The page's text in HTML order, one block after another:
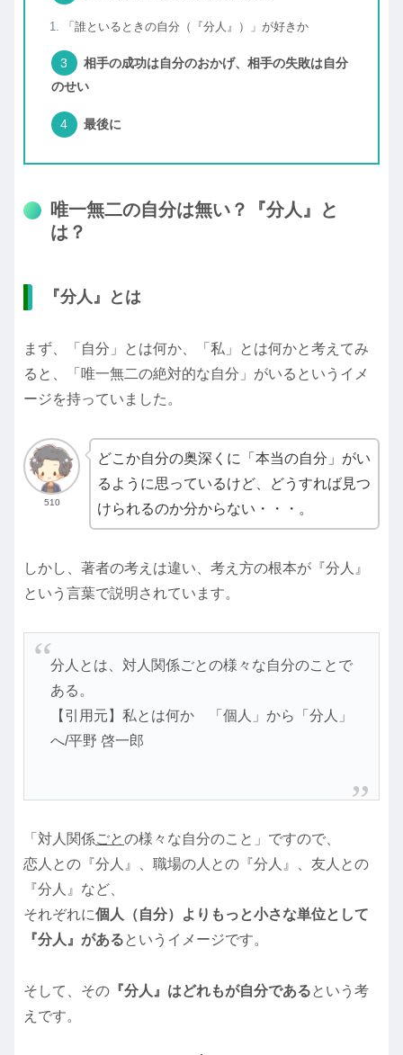
「誰といるときの自分（『分人』）」が好きか
相手の成功は自分のおかげ、相手の失敗は自分
のせい
最後に
唯一無二の自分は無い？『分人』と
は？
『分人』とは
まず、「自分」とは何か、「私」とは何かと考えてみ
ると、「唯一無二の絶対的な自分」がいるというイメ
ージを持っていました。
510
どこか自分の奥深くに「本当の自分」がい
るように思っているけど、どうすれば見つ
けられるのか分からない・・・。
しかし、著者の考えは違い、考え方の根本が『分人』
という言葉で説明されています。
分人とは、対人関係ごとの様々な自分のことで
ある。
【引用元】私とは何か 「個人」から「分人」
へ/平野 啓一郎
「対人関係ごとの様々な自分のこと」ですので、
恋人との『分人』、職場の人との『分人』、友人との
『分人』など、
それぞれに個人（自分）よりもっと小さな単位として
『分人』があるというイメージです。
そして、その 『分人』はどれもが自分であるという考
えです。